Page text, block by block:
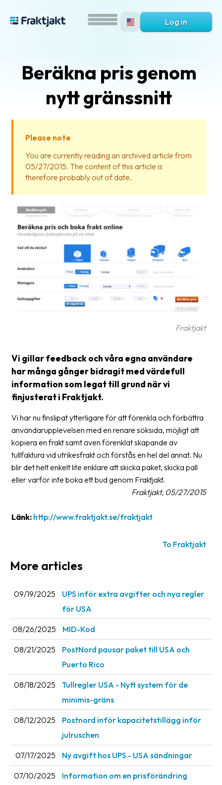
is
Fraktjakt?
Help?
FAQ
Glossary
documents
Delivery
terms
Pickups
Manuals
Downloads
Barcode
scanner
About
About
Media
Coworkers
Job
&
News
Contact
us
Terms
Terms
Log in
Beräkna pris genom
nytt gränssnitt
Please note
You are currently reading an archived article from
05/27/2015. The content of this article is
therefore probably out of date.
Fraktjakt
Vi gillar feedback och våra egna användare
har många gånger bidragit med värdefull
information som legat till grund när vi
finjusterat i Fraktjakt.
Vi har nu finslipat ytterligare för att förenkla och förbättra
användarupplevelsen med en renare söksida, möjligt att
kopiera en frakt samt även förenklat skapande av
tullfaktura vid utrikesfrakt och förstås en hel del annat. Nu
blir det helt enkelt lite enklare att skicka paket, skicka pall
eller varför inte boka ett bud genom Fraktjakt.
Fraktjakt, 05/27/2015
Länk: http://www.fraktjakt.se/fraktjakt
To Fraktjakt
More articles
09/19/2025
UPS inför extra avgifter och nya regler
för USA
08/26/2025 MID-Kod
08/21/2025
PostNord pausar paket till USA och
Puerto Rico
08/18/2025
Tullregler USA - Nytt system för de
minimis-gräns
08/12/2025
Postnord inför kapacitetstillägg inför
julruschen
07/17/2025 Ny avgift hos UPS - USA sändningar
07/10/2025 Information om en prisförändring